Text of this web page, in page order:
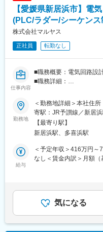
【愛媛県新居浜市】電
(PLC/ラダー/シーケンス
株式会社マルヤス
正社員 転勤なし
仕事内容
■職務概要：電気回路設
■職務詳細：
電気エンジニアとして
をお任せします。新製
■入社後は：現場での
す。
【強み】プラスチック製
叶える装置。混合ロス
カットを実現
を得ています。この独
にあたって設計・開発
勤務地
＜勤務地詳細＞本社住
寄駅：JR予讃線／新居
囲：会社の定める事業所
【最寄り駅】
新居浜駅、多喜浜駅
給与
＜予定年収＞416万円～
なし＜賃金内訳＞月額
決算賞与あり※昇給：年
選考を通じて上下する
含めた表記です。
気になる